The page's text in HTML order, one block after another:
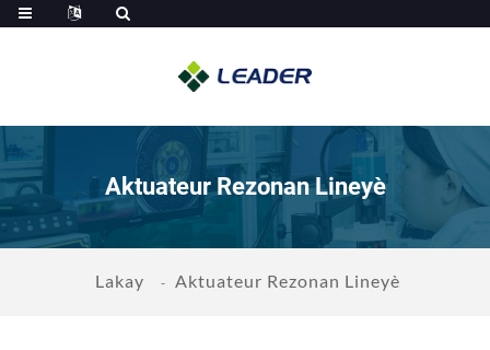
Aktuateur Rezonan Lineyè
Lakay Aktuateur Rezonan Lineyè